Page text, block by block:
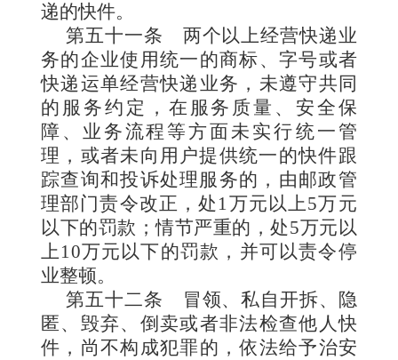
递的快件。
第五十一条 两个以上经营快递业
务的企业使用统一的商标、字号或者
快递运单经营快递业务，未遵守共同
的服务约定，在服务质量、安全保
障、业务流程等方面未实行统一管
理，或者未向用户提供统一的快件跟
踪查询和投诉处理服务的，由邮政管
理部门责令改正，处1万元以上5万元
以下的罚款；情节严重的，处5万元以
上10万元以下的罚款，并可以责令停
业整顿。
第五十二条
冒领、私自开拆、隐
匿、毁弃、倒卖或者非法检查他人快
件，尚不构成犯罪的，依法给予治安